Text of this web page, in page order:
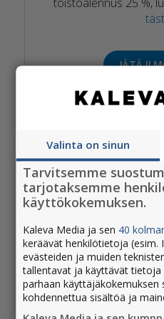
JÄTÄ
Valinta on sinun
Tarvitsemme
tarjotaksemme
käyttökokemuksen.
Kaleva Media ja sen 40
keräävät henkilötietoja
evästeiden ja muiden
tallentavat ja käyttävät
parhaan käyttäjäkokemuksen
kohdennettua sisältöä ja